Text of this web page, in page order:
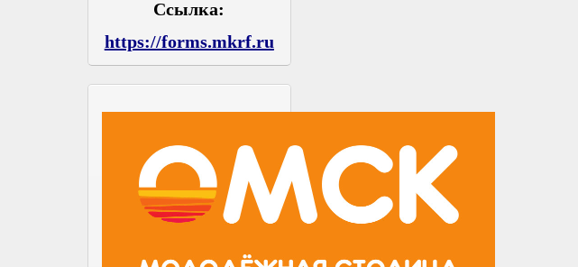
Ссылка:
https://forms.mkrf.ru